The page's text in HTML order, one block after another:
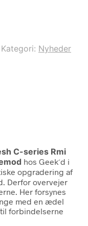
Kategori: Nyheder
C-series Rmi
hos Geek´d i
opgradering af
Derfor overvejer
Her forsynes
med en ædel
forbindelserne